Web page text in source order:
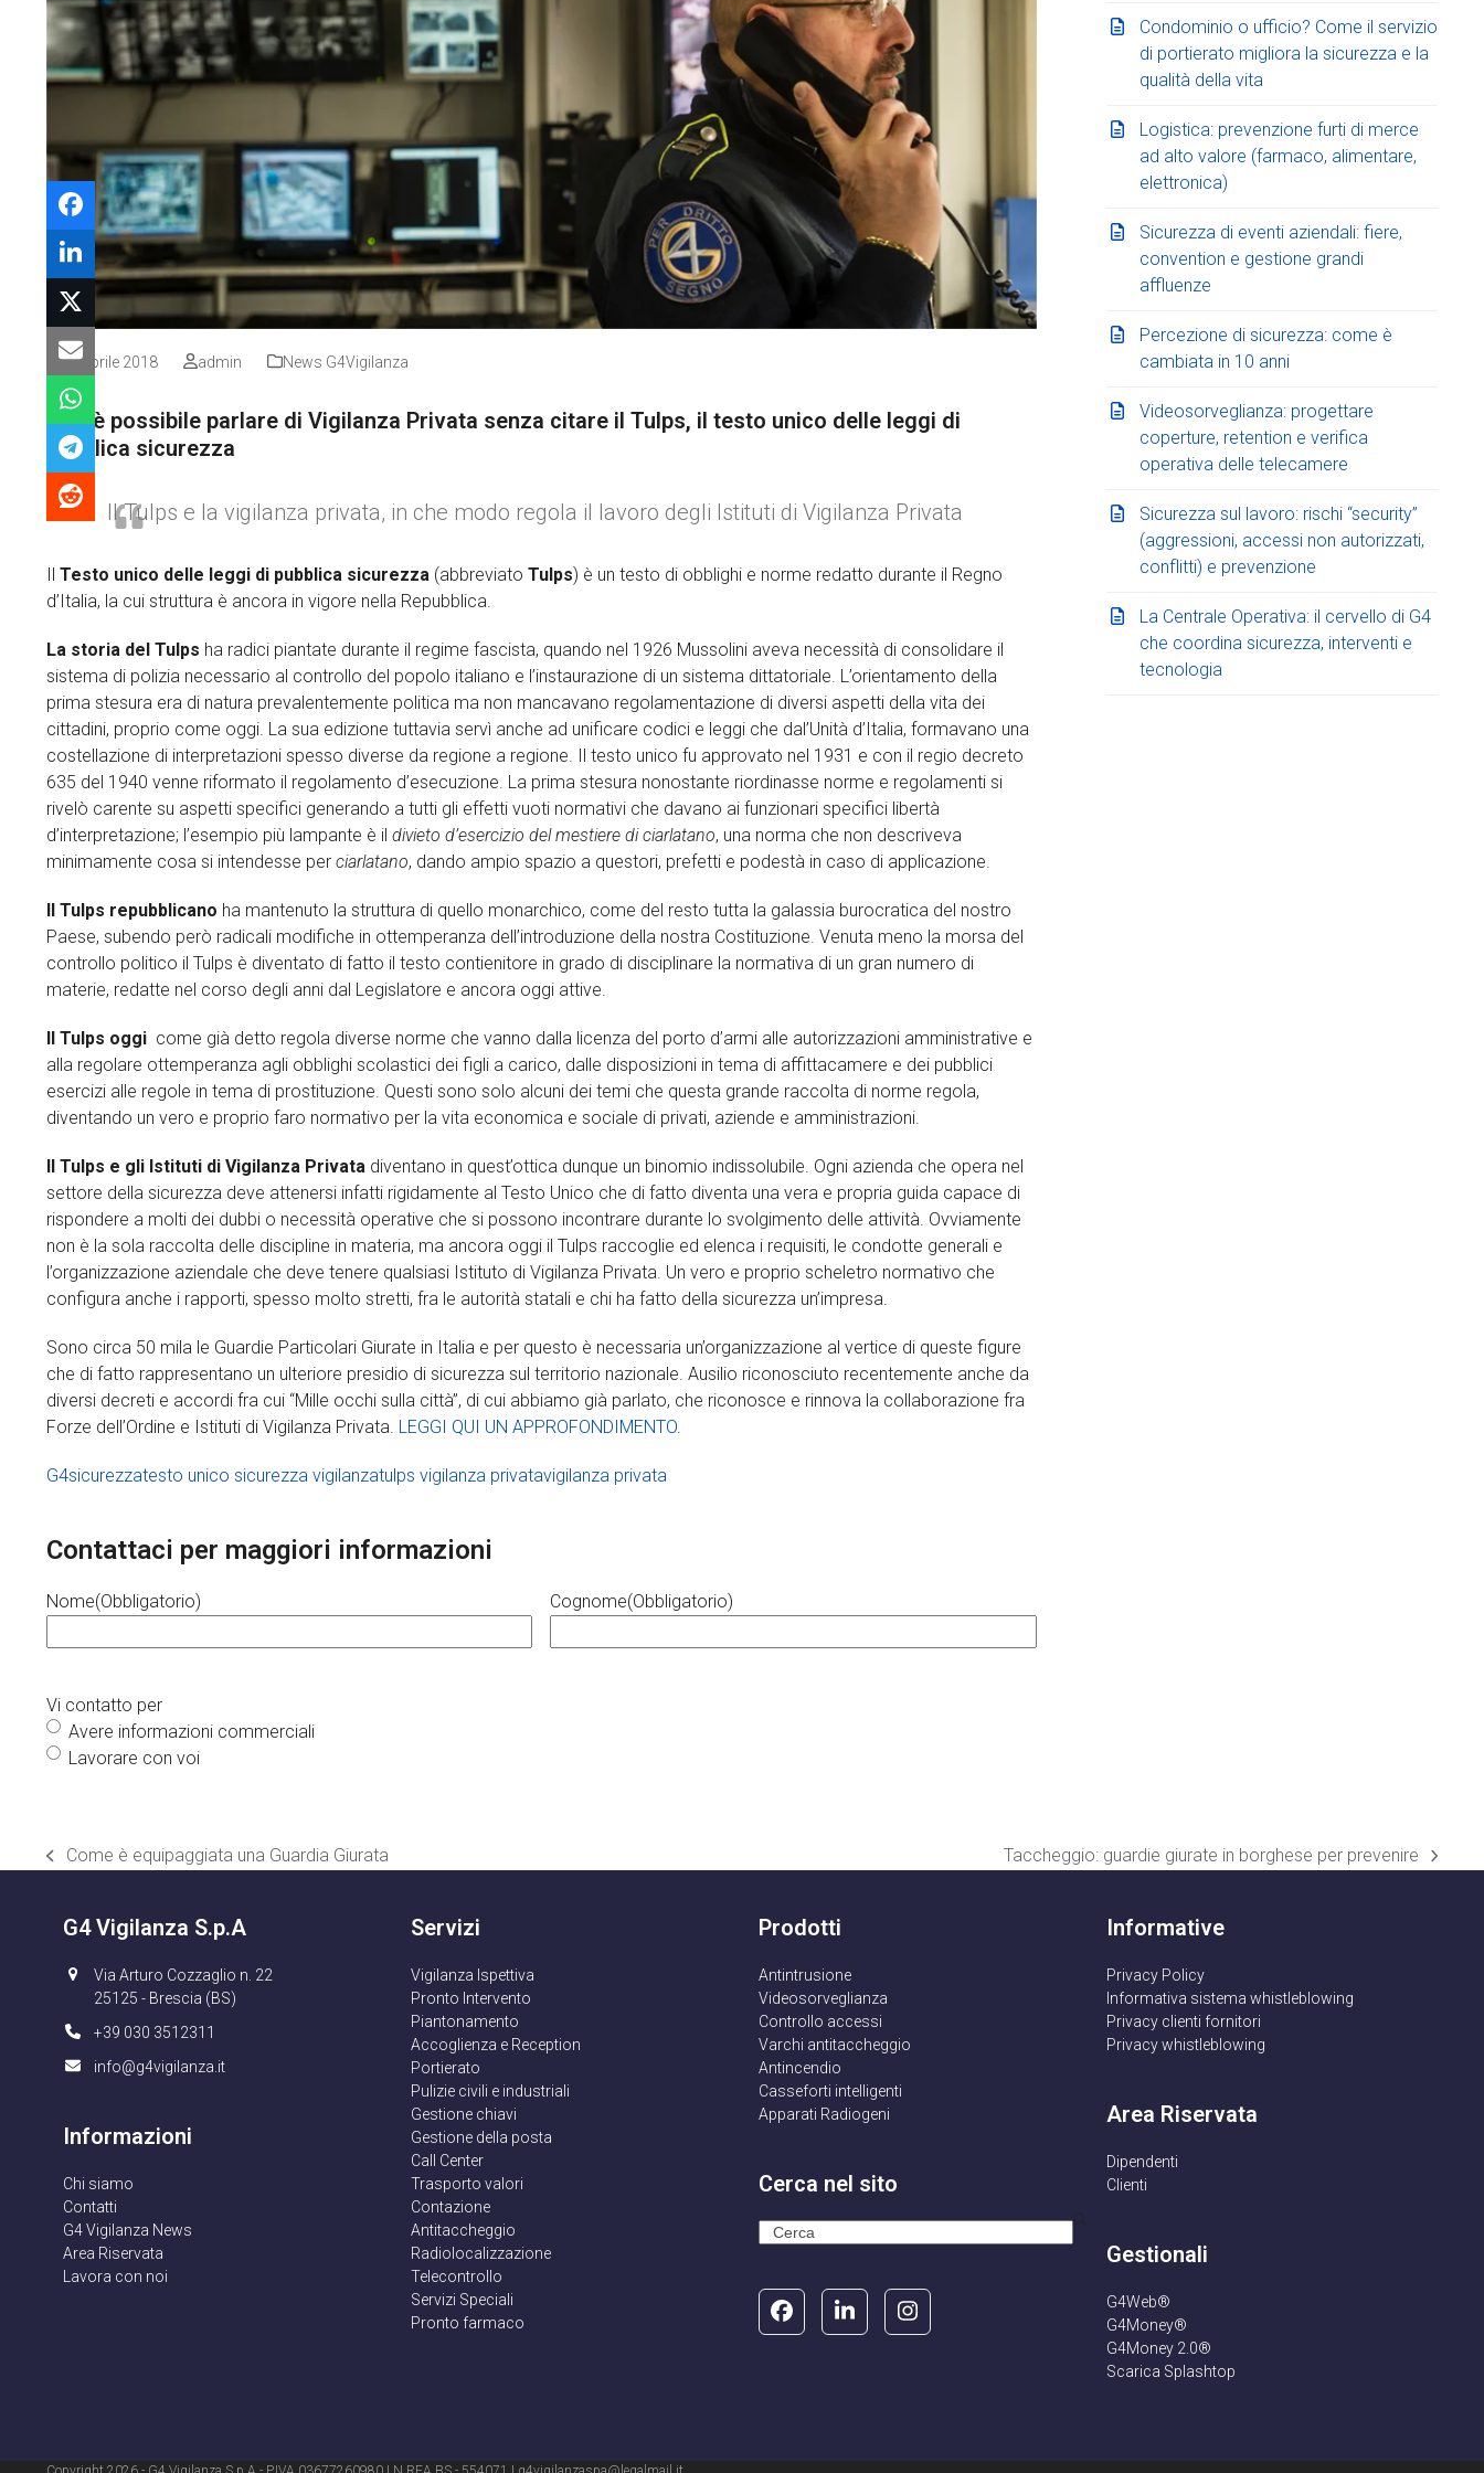
26 Aprile 2018 admin News G4Vigilanza
Non è possibile parlare di Vigilanza Privata senza citare il Tulps, il testo unico delle leggi di
pubblica sicurezza
Il Tulps e la vigilanza privata, in che modo regola il lavoro degli Istituti di Vigilanza Privata
Il Testo unico delle leggi di pubblica sicurezza (abbreviato Tulps) è un testo di obblighi e norme redatto durante il Regno
d’Italia, la cui struttura è ancora in vigore nella Repubblica.
La storia del Tulps ha radici piantate durante il regime fascista, quando nel 1926 Mussolini aveva necessità di consolidare il
sistema di polizia necessario al controllo del popolo italiano e l’instaurazione di un sistema dittatoriale. L’orientamento della
prima stesura era di natura prevalentemente politica ma non mancavano regolamentazione di diversi aspetti della vita dei
cittadini, proprio come oggi. La sua edizione tuttavia servì anche ad unificare codici e leggi che dal’Unità d’Italia, formavano una
costellazione di interpretazioni spesso diverse da regione a regione. Il testo unico fu approvato nel 1931 e con il regio decreto
635 del 1940 venne riformato il regolamento d’esecuzione. La prima stesura nonostante riordinasse norme e regolamenti si
rivelò carente su aspetti specifici generando a tutti gli effetti vuoti normativi che davano ai funzionari specifici libertà
d’interpretazione; l’esempio più lampante è il divieto d’esercizio del mestiere di ciarlatano, una norma che non descriveva
minimamente cosa si intendesse per ciarlatano, dando ampio spazio a questori, prefetti e podestà in caso di applicazione.
Il Tulps repubblicano ha mantenuto la struttura di quello monarchico, come del resto tutta la galassia burocratica del nostro
Paese, subendo però radicali modifiche in ottemperanza dell’introduzione della nostra Costituzione. Venuta meno la morsa del
controllo politico il Tulps è diventato di fatto il testo contienitore in grado di disciplinare la normativa di un gran numero di
materie, redatte nel corso degli anni dal Legislatore e ancora oggi attive.
Il Tulps oggi come già detto regola diverse norme che vanno dalla licenza del porto d’armi alle autorizzazioni amministrative e
alla regolare ottemperanza agli obblighi scolastici dei figli a carico, dalle disposizioni in tema di affittacamere e dei pubblici
esercizi alle regole in tema di prostituzione. Questi sono solo alcuni dei temi che questa grande raccolta di norme regola,
diventando un vero e proprio faro normativo per la vita economica e sociale di privati, aziende e amministrazioni.
Il Tulps e gli Istituti di Vigilanza Privata diventano in quest’ottica dunque un binomio indissolubile. Ogni azienda che opera nel
settore della sicurezza deve attenersi infatti rigidamente al Testo Unico che di fatto diventa una vera e propria guida capace di
rispondere a molti dei dubbi o necessità operative che si possono incontrare durante lo svolgimento delle attività. Ovviamente
non è la sola raccolta delle discipline in materia, ma ancora oggi il Tulps raccoglie ed elenca i requisiti, le condotte generali e
l’organizzazione aziendale che deve tenere qualsiasi Istituto di Vigilanza Privata. Un vero e proprio scheletro normativo che
configura anche i rapporti, spesso molto stretti, fra le autorità statali e chi ha fatto della sicurezza un’impresa.
Sono circa 50 mila le Guardie Particolari Giurate in Italia e per questo è necessaria un’organizzazione al vertice di queste figure
che di fatto rappresentano un ulteriore presidio di sicurezza sul territorio nazionale. Ausilio riconosciuto recentemente anche da
diversi decreti e accordi fra cui “Mille occhi sulla città”, di cui abbiamo già parlato, che riconosce e rinnova la collaborazione fra
Forze dell’Ordine e Istituti di Vigilanza Privata. LEGGI QUI UN APPROFONDIMENTO
G4sicurezzatesto unico sicurezza vigilanzatulps vigilanza privatavigilanza privata
Contattaci per maggiori informazioni
Nome(Obbligatorio) Cognome(Obbligatorio)
Vi contatto per
Avere informazioni commerciali
Lavorare con voi
Condominio o ufficio? Come il servizio
di portierato migliora la sicurezza e la
qualità della vita
Logistica: prevenzione furti di merce
ad alto valore (farmaco, alimentare,
elettronica)
Sicurezza di eventi aziendali: fiere,
convention e gestione grandi
affluenze
Percezione di sicurezza: come è
cambiata in 10 anni
Videosorveglianza: progettare
coperture, retention e verifica
operativa delle telecamere
Sicurezza sul lavoro: rischi “security”
(aggressioni, accessi non autorizzati,
conflitti) e prevenzione
La Centrale Operativa: il cervello di G4
che coordina sicurezza, interventi e
tecnologia
post
Come è equipaggiata una Guardia Giurata
articolo
Taccheggio: guardie giurate in borghese per prevenire
G4 Vigilanza S.p.A
Via Arturo Cozzaglio n. 22
25125 - Brescia (BS)
+39 030 3512311
info@g4vigilanza.it
Informazioni
Chi siamo
Contatti
G4 Vigilanza News
Area Riservata
Lavora con noi
Servizi
Vigilanza Ispettiva
Pronto Intervento
Piantonamento
Accoglienza e Reception
Portierato
Pulizie civili e industriali
Gestione chiavi
Gestione della posta
Call Center
Trasporto valori
Contazione
Antitaccheggio
Radiolocalizzazione
Telecontrollo
Servizi Speciali
Pronto farmaco
Prodotti
Antintrusione
Videosorveglianza
Controllo accessi
Varchi antitaccheggio
Antincendio
Casseforti intelligenti
Apparati Radiogeni
Cerca nel sito
Search
FacebookLinkedInInstagram
Informative
Privacy Policy
Informativa sistema whistleblowing
Privacy clienti fornitori
Privacy whistleblowing
Area Riservata
Dipendenti
Clienti
Gestionali
G4Web®
G4Money®
G4Money 2.0®
Scarica Splashtop